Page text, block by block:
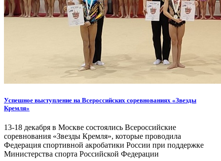
Успешное выступление на Всероссийских соревнованиях «Звезды
Кремля»
13-18 декабря в Москве состоялись Всероссийские
соревнования «Звезды Кремля», которые проводила
Федерация спортивной акробатики России при поддержке
Министерства спорта Российской Федерации